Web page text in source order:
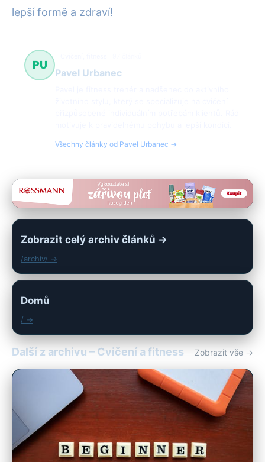
lepší formě a zdraví!
PU
Pavel Urbanec
Všechny články od Pavel Urbanec →
Zobrazit celý archiv článků →
/archiv/ →
Domů
/ →
Další z archivu – Cvičení a fitness Zobrazit vše →